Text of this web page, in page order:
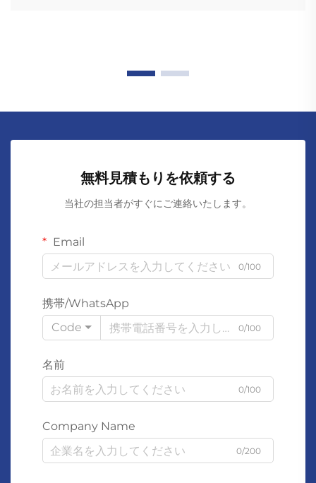
無料見積もりを依頼する
当社の担当者がすぐにご連絡いたします。
Email
0/100
携帯/WhatsApp
Code
0/100
名前
0/100
Company Name
0/200